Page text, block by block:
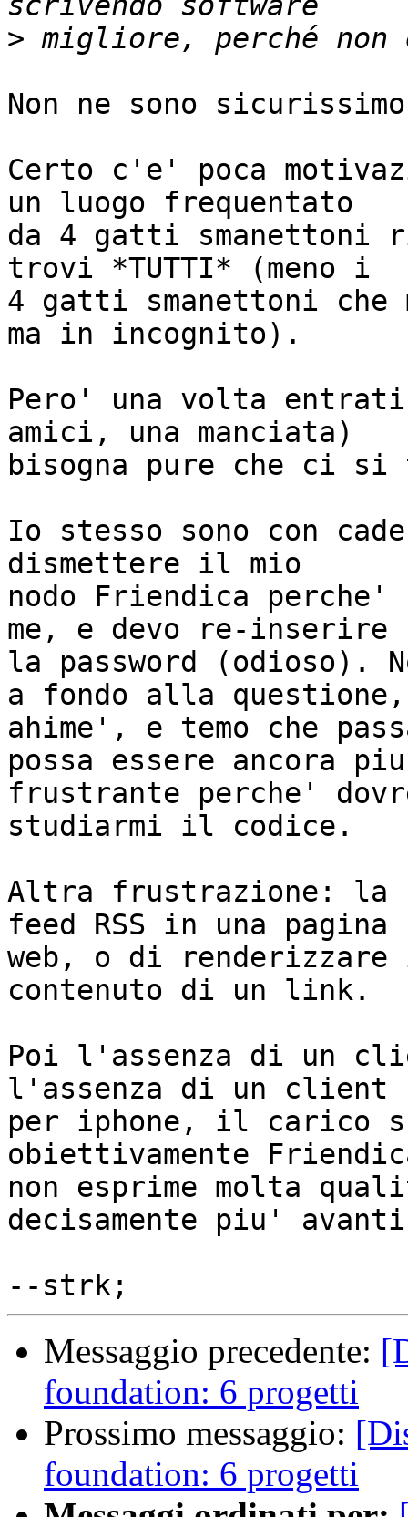
>
Non ne sono
Certo c'e' poca
un luogo frequentato
da 4 gatti smanettoni
trovi *TUTTI* (meno i
4 gatti smanettoni che
ma in incognito).
Pero' una volta
amici, una manciata)
bisogna pure che ci
Io stesso sono con
dismettere il mio
nodo Friendica
me, e devo re-inserire
la password (odioso).
a fondo alla questione,
ahime', e temo che
possa essere ancora
frustrante perche'
studiarmi il codice.
Altra frustrazione: la
feed RSS in una pagina
web, o di
contenuto di un link.
Poi l'assenza di un
l'assenza di un client
per iphone, il carico
obiettivamente
non esprime molta
decisamente piu'
Messaggio precedente:
foundation: 6 progetti
Prossimo messaggio:
foundation: 6 progetti